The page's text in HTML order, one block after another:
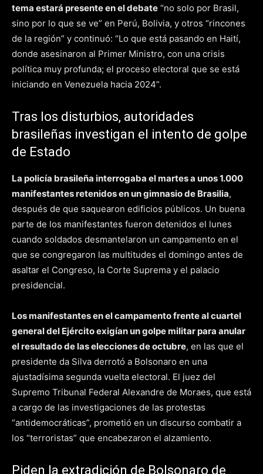
tema estará presente en el debate “no solo por Brasil,
sino por lo que se ve” en Perú, Bolivia, y otros “rincones
de la región” y continuó: “Lo que está pasando en Haití,
donde asesinaron al Primer Ministro, con una crisis
política muy profunda; el proceso electoral que se está
iniciando en Venezuela hacia 2024”.
Tras los disturbios, autoridades
brasileñas investigan el intento de golpe
de Estado
La policía brasileña interrogaba el martes a unos 1.000
manifestantes retenidos en un gimnasio de Brasilia,
después de que saquearon edificios públicos. Un buena
parte de los manifestantes fueron detenidos el lunes
cuando soldados desmantelaron un campamento en el
que se congregaron las multitudes el domingo antes de
asaltar el Congreso, la Corte Suprema y el palacio
presidencial.
Los manifestantes en el campamento frente al cuartel
general del Ejército exigían un golpe militar para anular
el resultado de las elecciones de octubre, en las que el
presidente da Silva derrotó a Bolsonaro en una
ajustadísima segunda vuelta electoral. El juez del
Supremo Tribunal Federal Alexandre de Moraes, que está
a cargo de las investigaciones de las protestas
“antidemocráticas”, prometió en un discurso combatir a
los “terroristas” que encabezaron el alzamiento.
Piden la extradición de Bolsonaro de